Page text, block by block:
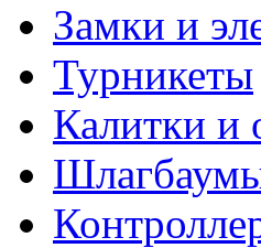
Замки и
Турникеты
Калитки и